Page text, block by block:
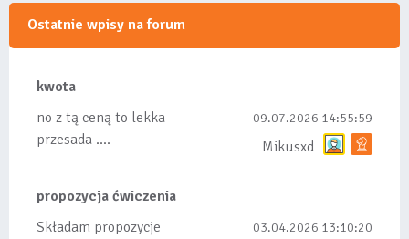
Ostatnie wpisy na forum
kwota
no z tą ceną to lekka
przesada ....
09.07.2026 14:55:59
Mikusxd
propozycja ćwiczenia
Składam propozycje
03.04.2026 13:10:20